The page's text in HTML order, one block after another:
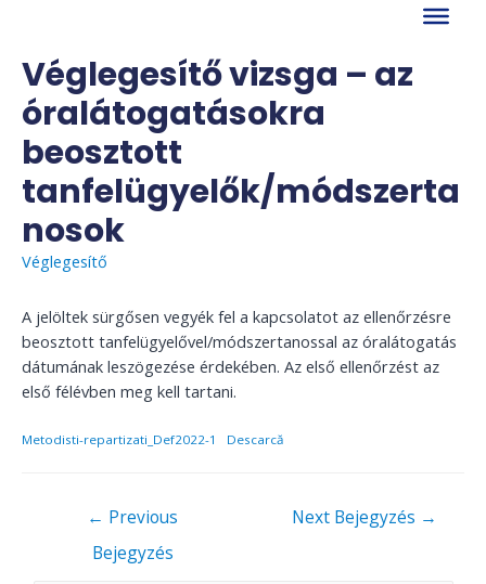
content
Véglegesítő vizsga – az
óralátogatásokra
beosztott
tanfelügyelők/módszerta
nosok
Véglegesítő
A jelöltek sürgősen vegyék fel a kapcsolatot az ellenőrzésre
beosztott tanfelügyelővel/módszertanossal az óralátogatás
dátumának leszögezése érdekében. Az első ellenőrzést az
első félévben meg kell tartani.
Metodisti-repartizati_Def2022-1 Descarcă
← Previous
Bejegyzés
Next Bejegyzés →